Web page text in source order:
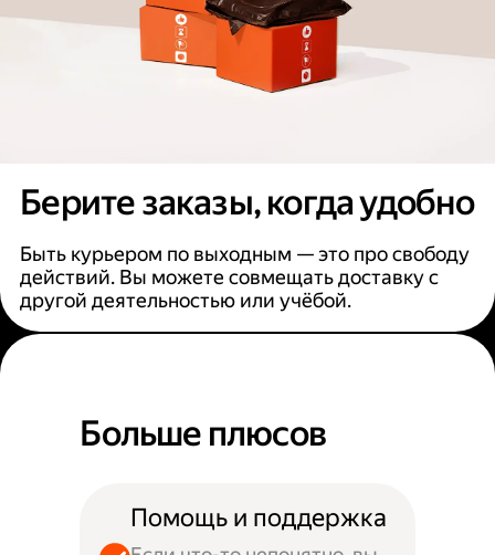
Берите заказы, когда удобно
Быть курьером по выходным — это про свободу
действий. Вы можете совмещать доставку с
другой деятельностью или учёбой.
Больше плюсов
Помощь и поддержка